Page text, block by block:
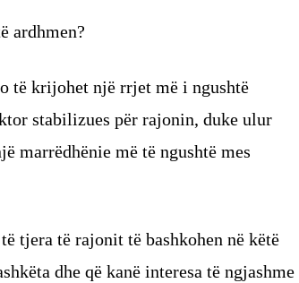
ardhmen?
të krijohet një rrjet më i ngushtë
stabilizues për rajonin, duke ulur
marrëdhënie më të ngushtë mes
tjera të rajonit të bashkohen në këtë
dhe që kanë interesa të ngjashme